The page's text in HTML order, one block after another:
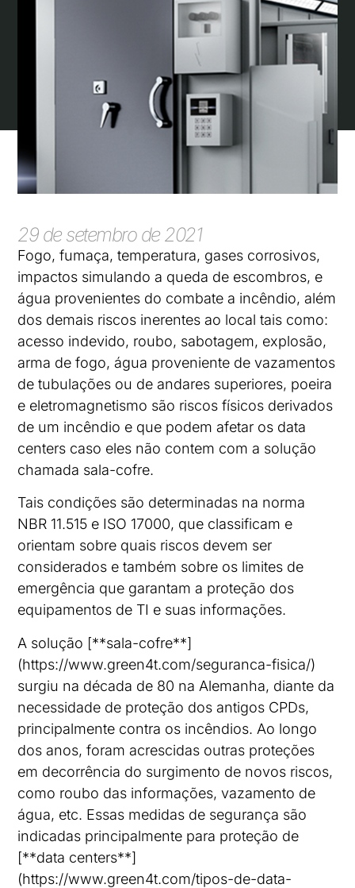
29 de setembro de 2021
Fogo, fumaça, temperatura, gases corrosivos,
impactos simulando a queda de escombros, e
água provenientes do combate a incêndio, além
dos demais riscos inerentes ao local tais como:
acesso indevido, roubo, sabotagem, explosão,
arma de fogo, água proveniente de vazamentos
de tubulações ou de andares superiores, poeira
e eletromagnetismo são riscos físicos derivados
de um incêndio e que podem afetar os data
centers caso eles não contem com a solução
chamada sala-cofre.
Tais condições são determinadas na norma
NBR 11.515 e ISO 17000, que classificam e
orientam sobre quais riscos devem ser
considerados e também sobre os limites de
emergência que garantam a proteção dos
equipamentos de TI e suas informações.
A solução [**sala-cofre**]
(https://www.green4t.com/seguranca-fisica/)
surgiu na década de 80 na Alemanha, diante da
necessidade de proteção dos antigos CPDs,
principalmente contra os incêndios. Ao longo
dos anos, foram acrescidas outras proteções
em decorrência do surgimento de novos riscos,
como roubo das informações, vazamento de
água, etc. Essas medidas de segurança são
indicadas principalmente para proteção de
[**data centers**]
(https://www.green4t.com/tipos-de-data-